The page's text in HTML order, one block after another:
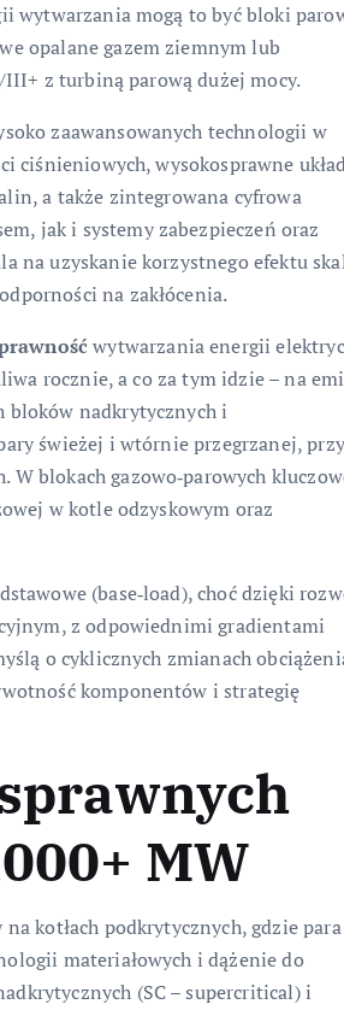
wytwarzania mogą to być bloki
opalane gazem ziemnym lub
z turbiną parową dużej mocy.
zaawansowanych technologii w
ciśnieniowych, wysokosprawne
a także zintegrowana cyfrowa
jak i systemy zabezpieczeń oraz
na uzyskanie korzystnego efektu
na zakłócenia.
wytwarzania energii
rocznie, a co za tym idzie – na
bloków nadkrytycznych i
świeżej i wtórnie przegrzanej, przy
blokach gazowo‑parowych
w kotle odzyskowym oraz
(base‑load), choć dzięki
z odpowiednimi gradientami
o cyklicznych zmianach
komponentów i strategię
MW
kotłach podkrytycznych, gdzie para
materiałowych i dążenie do
(SC – supercritical) i